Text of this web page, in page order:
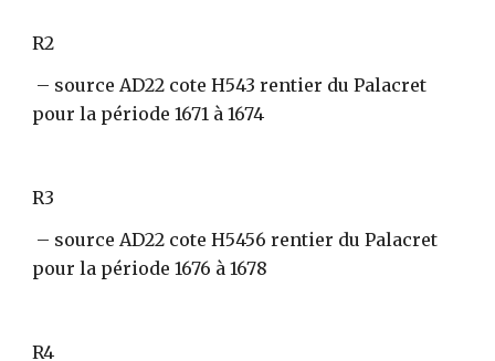
R2
pour la période 1671 à 1674
R3
pour la période 1676 à 1678
R4